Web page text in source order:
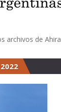
archivos de Ahira
2022